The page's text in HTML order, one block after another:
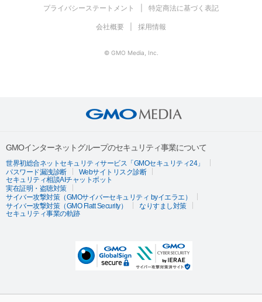
プライバシーステートメント 特定商法に基づく表記
会社概要 採用情報
© GMO Media, Inc.
GMOインターネットグループのセキュリティ事業について
世界初総合ネットセキュリティサービス「GMOセキュリティ24」
パスワード漏洩診断
Webサイトリスク診断
セキュリティ相談AIチャットボット
実在証明・盗聴対策
サイバー攻撃対策（GMOサイバーセキュリティ byイエラエ）
サイバー攻撃対策（GMO Flatt Security）
なりすまし対策
セキュリティ事業の軌跡